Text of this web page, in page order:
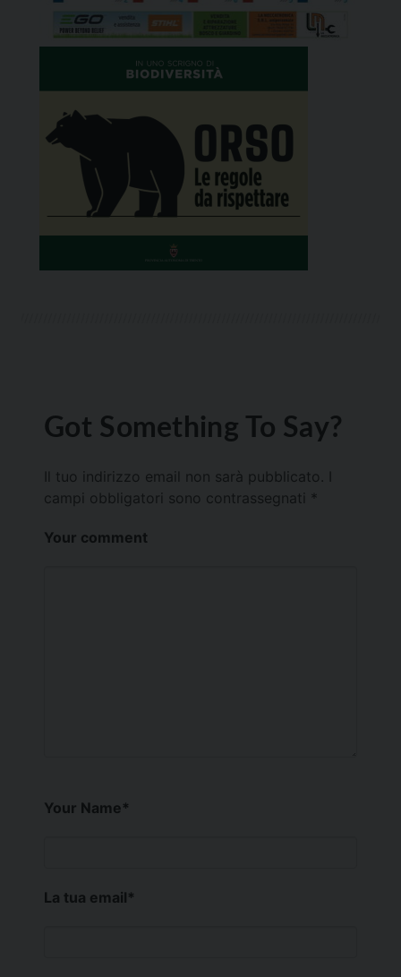
Got Something To Say?
Il tuo indirizzo email non sarà pubblicato.
campi obbligatori sono contrassegnati *
Your comment
Your Name*
La tua email*